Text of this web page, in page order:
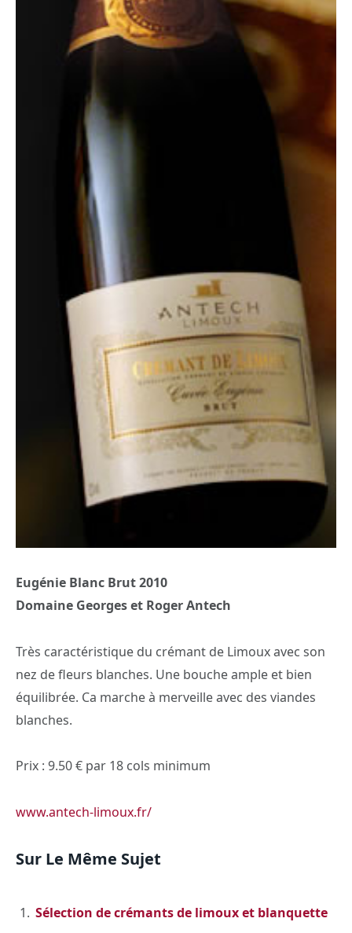
Eugénie Blanc Brut 2010
Domaine Georges et Roger Antech
Très caractéristique du crémant de Limoux avec son
nez de fleurs blanches. Une bouche ample et bien
équilibrée. Ca marche à merveille avec des viandes
blanches.
Prix : 9.50 € par 18 cols minimum
www.antech-limoux.fr/
Sur Le Même Sujet
Sélection de crémants de limoux et blanquette